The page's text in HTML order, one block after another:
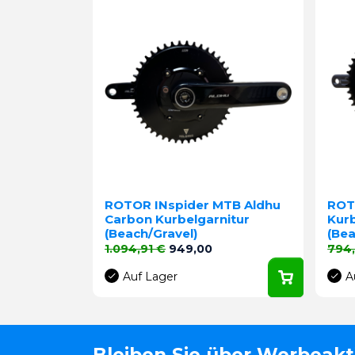
ROTOR INspider MTB Aldhu
Carbon Kurbelgarnitur
(Beach/Gravel)
Verkaufspreis
1.094,91 € Preis
949,00
Auf Lager